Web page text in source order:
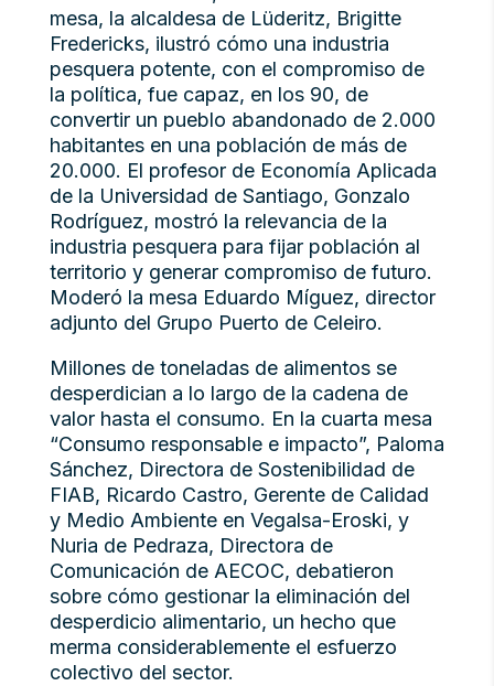
mesa, la alcaldesa de Lüderitz, Brigitte
Fredericks, ilustró cómo una industria
pesquera potente, con el compromiso de
la política, fue capaz, en los 90, de
convertir un pueblo abandonado de 2.000
habitantes en una población de más de
20.000. El profesor de Economía Aplicada
de la Universidad de Santiago, Gonzalo
Rodríguez, mostró la relevancia de la
industria pesquera para fijar población al
territorio y generar compromiso de futuro.
Moderó la mesa Eduardo Míguez, director
adjunto del Grupo Puerto de Celeiro.
Millones de toneladas de alimentos se
desperdician a lo largo de la cadena de
valor hasta el consumo. En la cuarta mesa
“Consumo responsable e impacto”, Paloma
Sánchez, Directora de Sostenibilidad de
FIAB, Ricardo Castro, Gerente de Calidad
y Medio Ambiente en Vegalsa-Eroski, y
Nuria de Pedraza, Directora de
Comunicación de AECOC, debatieron
sobre cómo gestionar la eliminación del
desperdicio alimentario, un hecho que
merma considerablemente el esfuerzo
colectivo del sector.